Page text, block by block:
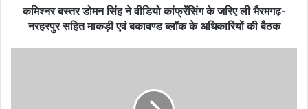
कमिश्नर बस्तर डोमन सिंह ने वीडियो कांफ्रेंसिंग के जरिए ली भैरमगढ़-
नरहरपुर सहित माकड़ी एवं बकावण्ड ब्लॉक के अधिकारियों की बैठक